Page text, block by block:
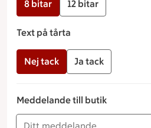
8 bitar 12 bitar
Text på tårta
Nej tack Ja tack
Meddelande till butik